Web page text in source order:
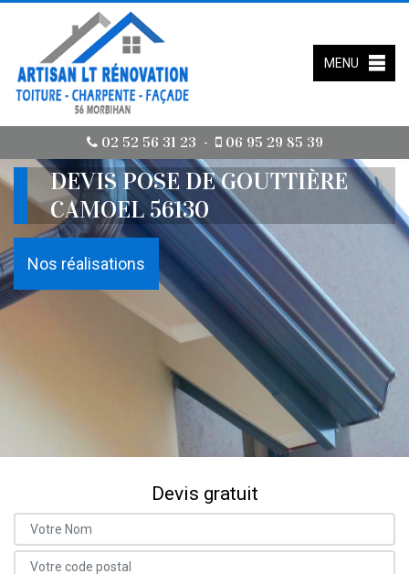
02 52 56 31 23 - 06 95 29 85 39
MENU
DEVIS POSE DE GOUTTIÈRE
CAMOEL 56130
Nos réalisations
Devis gratuit